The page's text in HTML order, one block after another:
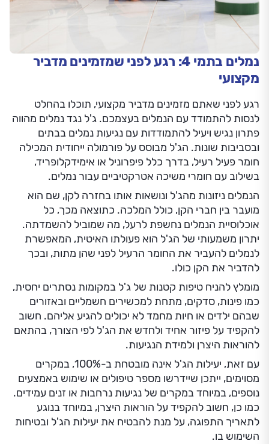
נמלים בתמי 4: רגע לפני שמזמינים מדביר
מקצועי
רגע לפני שאתם מזמינים מדביר מקצועי, תוכלו בהחלט
לנסות להתמודד עם הנמלים בעצמכם. ג'ל נגד נמלים מהווה
פתרון נגיש ויעיל להתמודדות עם נגיעות נמלים בבתים
ובסביבות שונות. הג'ל מבוסס על פורמולה ייחודית המכילה
חומר פעיל רעיל, בדרך כלל פיפרוניל או אימידקלופריד,
בשילוב עם חומרי משיכה אטרקטיביים עבור נמלים.
הנמלים ניזונות מהג'ל ונושאות אותו בחזרה לקן, שם הוא
מועבר בין חברי הקן, כולל המלכה. כתוצאה מכך, כל
אוכלוסיית הנמלים נחשפת לרעל, מה שמוביל להשמדתה.
יתרון משמעותי של הג'ל הוא פעולתו האיטית, המאפשרת
לנמלים להעביר את החומר הרעיל לפני שהן מתות, ובכך
להדביר את הקן כולו.
מומלץ להניח טיפות קטנות של ג'ל במקומות נסתרים יחסית,
כמו פינות, סדקים, מתחת למכשירים חשמליים ובאזורים
שבהם ילדים או חיות מחמד לא יכולים להגיע אליהם. חשוב
להקפיד על פיזור אחיד ולחדש את הג'ל לפי הצורך, בהתאם
להוראות היצרן ולמידת הנגיעות.
עם זאת, יעילות הג'ל אינה מובטחת ב-100%, במקרים
מסוימים, ייתכן שיידרשו מספר טיפולים או שימוש באמצעים
נוספים, במיוחד במקרים של נגיעות נרחבות או זנים עמידים.
כמו כן, חשוב להקפיד על הוראות היצרן, במיוחד בנוגע
לתאריך התפוגה, על מנת להבטיח את יעילות הג'ל ובטיחות
השימוש בו.